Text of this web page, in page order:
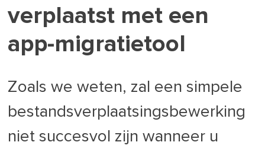
verplaatst met een
app-migratietool
Zoals we weten, zal een simpele
bestandsverplaatsingsbewerking
niet succesvol zijn wanneer u